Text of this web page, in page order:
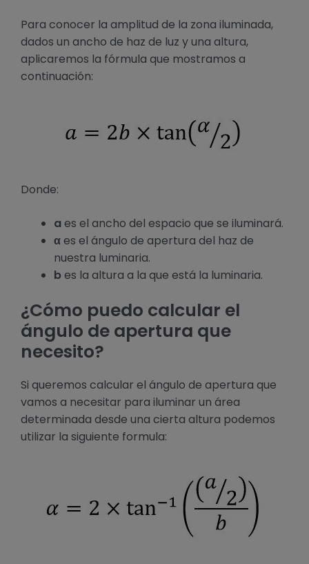
Para conocer la amplitud de la zona iluminada,
dados un ancho de haz de luz y una altura,
aplicaremos la fórmula que mostramos a
continuación:
Donde:
aes el ancho del espacio que se iluminará.
αes el ángulo de apertura del haz de
nuestra luminaria.
b es la altura a la que está la luminaria.
¿Cómo puedo calcular el
ángulo de apertura que
necesito?
Si queremos calcular el ángulo de apertura que
vamos a necesitar para iluminar un área
determinada desde una cierta altura podemos
utilizar la siguiente formula: